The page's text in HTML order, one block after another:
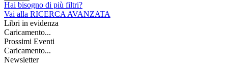
Hai bisogno di più filtri?
Vai alla RICERCA AVANZATA
Libri in evidenza
Caricamento...
Prossimi Eventi
Caricamento...
Newsletter